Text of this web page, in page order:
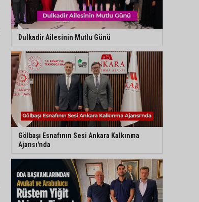
Dulkadir Ailesinin Mutlu Günü
Gölbaşı Esnafının Sesi Ankara Kalkınma
Ajansı'nda